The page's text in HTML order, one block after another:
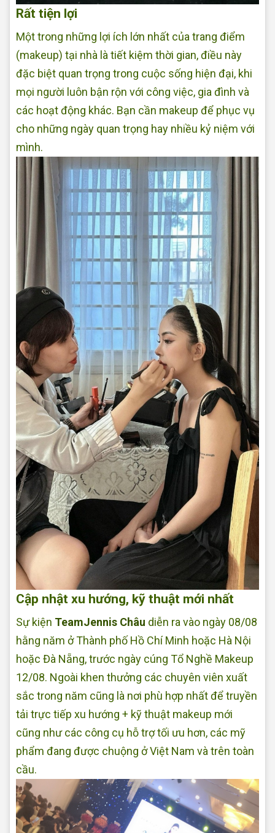
Rất tiện lợi
Một trong những lợi ích lớn nhất của trang điểm
(makeup) tại nhà là tiết kiệm thời gian, điều này
đặc biệt quan trọng trong cuộc sống hiện đại, khi
mọi người luôn bận rộn với công việc, gia đình và
các hoạt động khác. Bạn cần makeup để phục vụ
cho những ngày quan trọng hay nhiều kỷ niệm với
mình.
Cập nhật xu hướng, kỹ thuật mới nhất
Sự kiện TeamJennis Châu diễn ra vào ngày 08/08
hằng năm ở Thành phố Hồ Chí Minh hoặc Hà Nội
hoặc Đà Nẵng, trước ngày cúng Tổ Nghề Makeup
12/08. Ngoài khen thưởng các chuyên viên xuất
sắc trong năm cũng là nơi phù hợp nhất để truyền
tải trực tiếp xu hướng + kỹ thuật makeup mới
cũng như các công cụ hỗ trợ tối ưu hơn, các mỹ
phẩm đang được chuộng ở Việt Nam và trên toàn
cầu.